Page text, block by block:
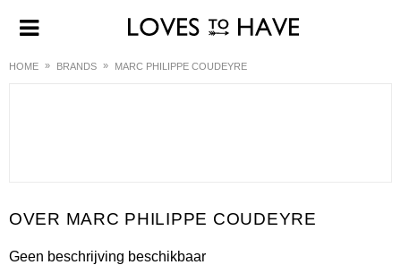
HOME BRANDS MARC PHILIPPE COUDEYRE
MARC PHILIPPE COUDEYRE
Geen beschrijving beschikbaar